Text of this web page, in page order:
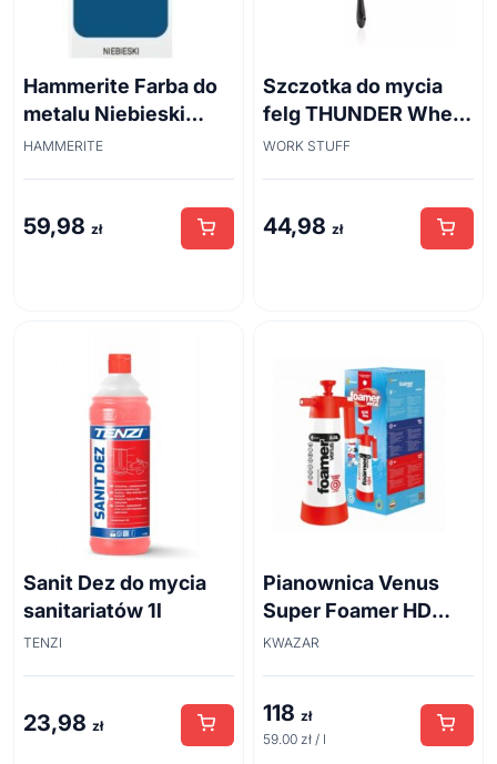
Hammerite Farba do
metalu Niebieski
połysk 0,7 l
HAMMERITE
59,98 zł
Szczotka do mycia
felg THUNDER Wheel
Brush 45cm
WORK STUFF
44,98 zł
Sanit Dez do mycia
sanitariatów 1l
TENZI
23,98 zł
Pianownica Venus
Super Foamer HD
acid line 2L
KWAZAR
118 zł
59.00 zł / l